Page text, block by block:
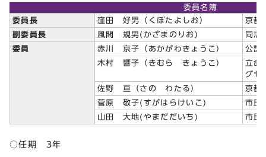
委員名簿
委員長
窪田 好男（くぼたよしお）
京都
副委員長
風間 規男(かざまのりお)
同志
委員
赤川 京子（あかがわきょうこ）
公認
木村 響子（きむら きょうこ）
立命
グセ
佐野 亘（さの わたる）
京都
菅原 敬子(すがはらけいこ)
市民
山田 大地(やまだだいち)
市民
○任期 3年